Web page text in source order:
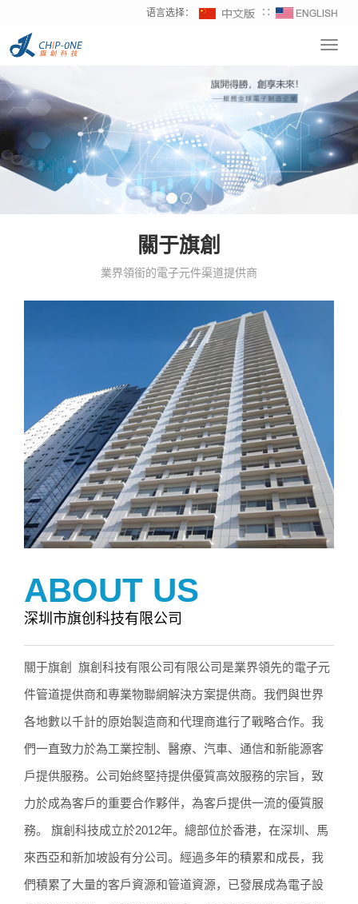
语言选择： ∷
關于旗創
業界領銜的電子元件渠道提供商
ABOUT US
深圳市旗创科技有限公司
關于旗創 旗創科技有限公司有限公司是業界領先的電子元
件管道提供商和專業物聯網解決方案提供商。我們與世界
各地數以千計的原始製造商和代理商進行了戰略合作。我
們一直致力於為工業控制、醫療、汽車、通信和新能源客
戶提供服務。公司始終堅持提供優質高效服務的宗旨，致
力於成為客戶的重要合作夥伴，為客戶提供一流的優質服
務。 旗創科技成立於2012年。總部位於香港，在深圳、馬
來西亞和新加坡設有分公司。經過多年的積累和成長，我
們積累了大量的客戶資源和管道資源，已發展成為電子設